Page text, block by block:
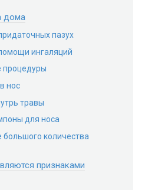
дома
пазух
ингаляций
нос
травы
для носа
большого количества
признаками